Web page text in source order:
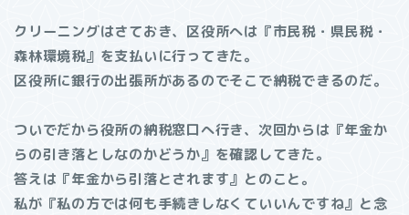
クリーニングはさておき、区役所へは『市民税・県民税・
森林環境税』を支払いに行ってきた。
区役所に銀行の出張所があるのでそこで納税できるのだ。
ついでだから役所の納税窓口へ行き、次回からは『年金か
らの引き落としなのかどうか』を確認してきた。
答えは『年金から引落とされます』とのこと。
私が『私の方では何も手続きしなくていいんですね』と念